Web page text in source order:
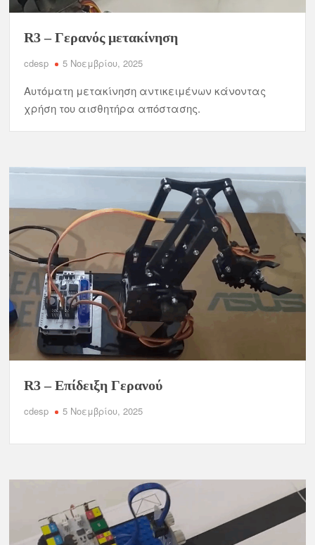
R3 – Γερανός μετακίνηση
cdesp 5 Νοεμβρίου, 2025
Αυτόματη μετακίνηση αντικειμένων κάνοντας
χρήση του αισθητήρα απόστασης.
R3 – Επίδειξη Γερανού
cdesp 5 Νοεμβρίου, 2025